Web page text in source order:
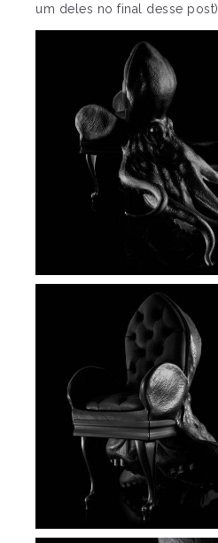
um deles no final desse post).